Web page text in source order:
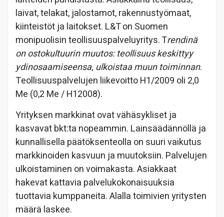
laivat, telakat, jalostamot, rakennustyömaat,
kiinteistöt ja laitokset. L&T on Suomen
monipuolisin teollisuuspalveluyritys. Trendinä
on ostokultuurin muutos: teollisuus keskittyy
ydinosaamiseensa, ulkoistaa muun toiminnan.
Teollisuuspalvelujen liikevoitto H1/2009 oli 2,0
Me (0,2 Me / H12008).
Yrityksen markkinat ovat vähäsykliset ja
kasvavat bkt:ta nopeammin. Lainsäädännöllä ja
kunnallisella päätöksenteolla on suuri vaikutus
markkinoiden kasvuun ja muutoksiin. Palvelujen
ulkoistaminen on voimakasta. Asiakkaat
hakevat kattavia palvelukokonaisuuksia
tuottavia kumppaneita. Alalla toimivien yritysten
määrä laskee.